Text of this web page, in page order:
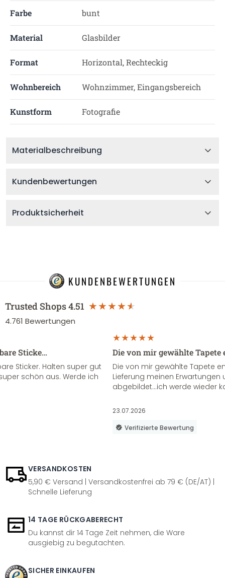
Farbe bunt
Material Glasbilder
Format Horizontal, Rechteckig
Wohnbereich Wohnzimmer, Eingangsbereich
Kunstform Fotografie
Materialbeschreibung
Kundenbewertungen
Produktsicherheit
KUNDENBEWERTUNGEN
Trusted Shops4.51
4.761 Bewertungen
Sticke…
Sticker. Halten super gut
schön aus. Werde ich
Die von mir gewählte
Die von mir gewählte Tapete
Lieferung meinen Erwartungen
abgebildet...ich werde wieder
23.07.2026
Verifizierte Bewertung
VERSANDKOSTEN
5,90 € Versand | Versandkostenfrei ab 79 € (DE/AT) |
Schnelle Lieferung
14 TAGE RÜCKGABERECHT
Du kannst dir 14 Tage Zeit nehmen, die Ware
ausgiebig zu begutachten.
SICHER EINKAUFEN